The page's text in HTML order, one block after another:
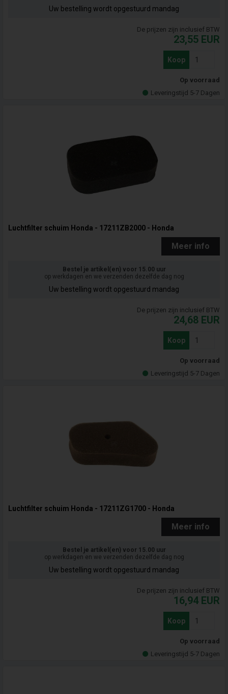
Uw bestelling wordt opgestuurd mandag
De prijzen zijn inclusief BTW
23,55 EUR
Koop
Op voorraad
Leveringstijd 5-7 Dagen
Luchtfilter schuim Honda - 17211ZB2000 - Honda
Meer info
Bestel je artikel(en) voor 15.00 uur
op werkdagen en we verzenden dezelfde dag nog
Uw bestelling wordt opgestuurd mandag
De prijzen zijn inclusief BTW
24,68 EUR
Koop
Op voorraad
Leveringstijd 5-7 Dagen
Luchtfilter schuim Honda - 17211ZG1700 - Honda
Meer info
Bestel je artikel(en) voor 15.00 uur
op werkdagen en we verzenden dezelfde dag nog
Uw bestelling wordt opgestuurd mandag
De prijzen zijn inclusief BTW
16,94 EUR
Koop
Op voorraad
Leveringstijd 5-7 Dagen